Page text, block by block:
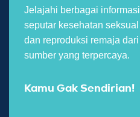
Jelajahi berbagai informasi
seputar kesehatan seksual
dan reproduksi remaja dari
sumber yang terpercaya.
Kamu Gak Sendirian!